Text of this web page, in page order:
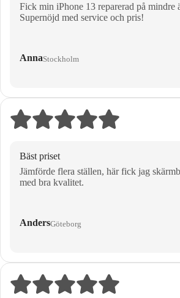
Fick min iPhone 13 reparerad på mindre
Supernöjd med service och pris!
AnnaStockholm
Bäst priset
Jämförde flera ställen, här fick jag
med bra kvalitet.
AndersGöteborg